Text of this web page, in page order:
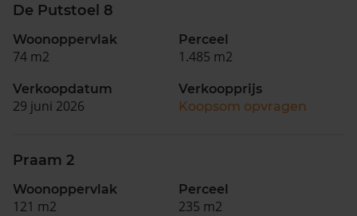
De Putstoel 8
Woonoppervlak
74 m2
Perceel
1.485 m2
Verkoopdatum
29 juni 2026
Verkoopprijs
Koopsom opvragen
Praam 2
Woonoppervlak
121 m2
Perceel
235 m2